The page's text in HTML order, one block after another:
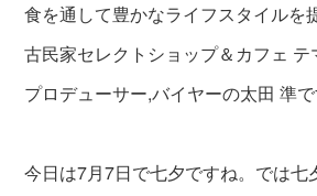
食を通して豊かなライフスタイルを
古民家セレクトショップ＆カフェ テ
プロデューサー,バイヤーの太田 準で
今日は7月7日で七夕ですね。では七